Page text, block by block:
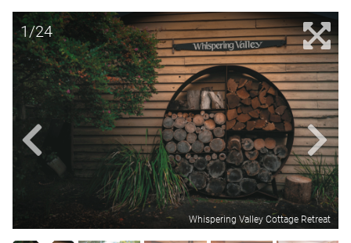
1/24
Whispering Valley Cottage Retreat